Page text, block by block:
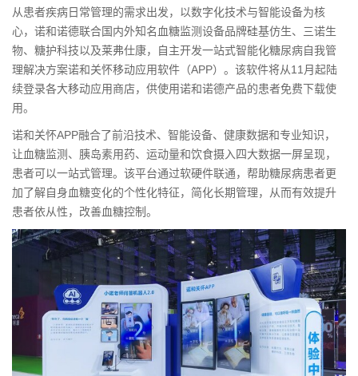
从患者疾病日常管理的需求出发，以数字化技术与智能设备为核
心，诺和诺德联合国内外知名血糖监测设备品牌硅基仿生、三诺生
物、糖护科技以及莱弗仕康，自主开发一站式智能化糖尿病自我管
理解决方案诺和关怀移动应用软件（APP）。该软件将从11月起陆
续登录各大移动应用商店，供使用诺和诺德产品的患者免费下载使
用。
诺和关怀APP融合了前沿技术、智能设备、健康数据和专业知识，
让血糖监测、胰岛素用药、运动量和饮食摄入四大数据一屏呈现，
患者可以一站式管理。该平台通过软硬件联通，帮助糖尿病患者更
加了解自身血糖变化的个性化特征，简化长期管理，从而有效提升
患者依从性，改善血糖控制。